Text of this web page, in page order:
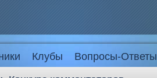
Клубы Вопросы-Ответы